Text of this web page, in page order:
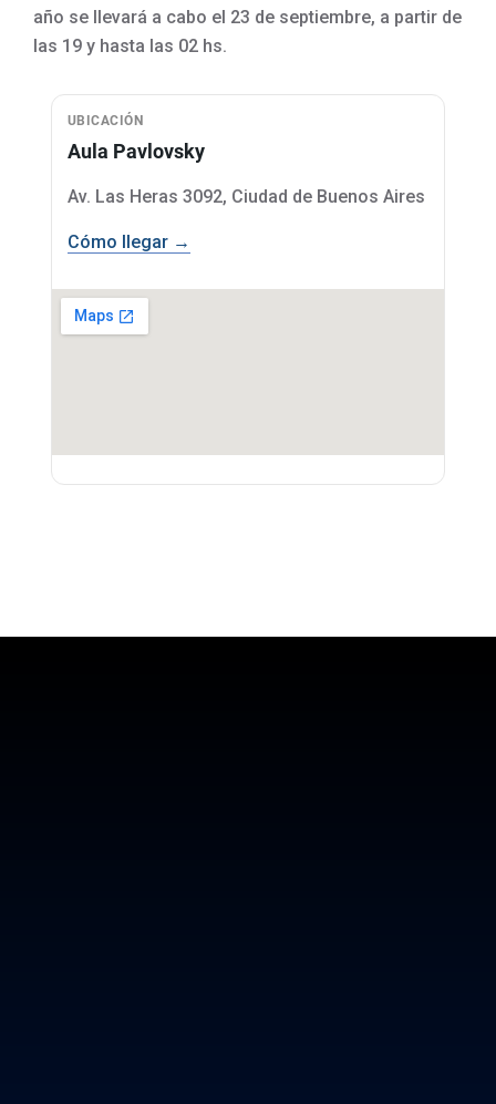
año se llevará a cabo el 23 de septiembre, a partir de
las 19 y hasta las 02 hs.
UBICACIÓN
Aula Pavlovsky
Av. Las Heras 3092, Ciudad de Buenos Aires
Cómo llegar →